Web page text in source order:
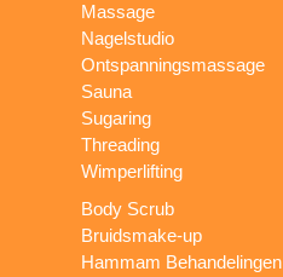
Massage
Nagelstudio
Ontspanningsmassage
Sauna
Sugaring
Threading
Wimperlifting
Body Scrub
Bruidsmake-up
Hammam Behandelingen